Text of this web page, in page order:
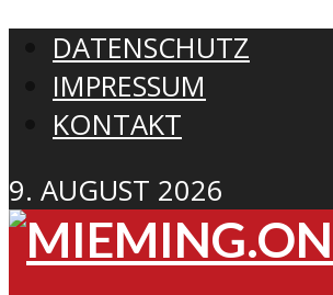
DATENSCHUTZ
IMPRESSUM
KONTAKT
9. AUGUST 2026